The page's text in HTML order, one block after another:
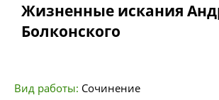
Жизненные искания
Болконского
Вид работы: Сочинение